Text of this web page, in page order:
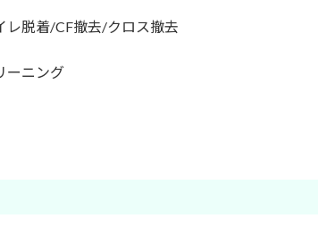
脱着/CF撤去/クロス撤去
ーニング